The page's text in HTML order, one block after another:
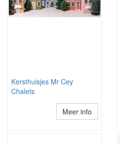
Kersthuisjes Mr Cey
Chalets
Meer info